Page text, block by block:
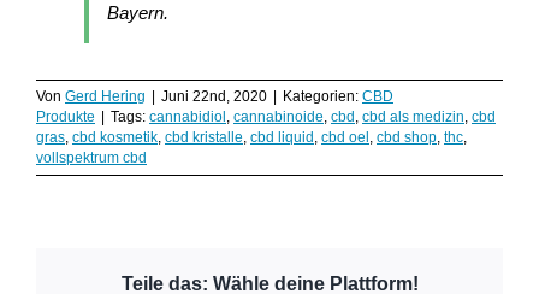
Bayern.
Von Gerd Hering | Juni 22nd, 2020 | Kategorien: CBD
Produkte | Tags: cannabidiol, cannabinoide, cbd, cbd als medizin, cbd
gras, cbd kosmetik, cbd kristalle, cbd liquid, cbd oel, cbd shop, thc,
vollspektrum cbd
Teile das: Wähle deine Plattform!